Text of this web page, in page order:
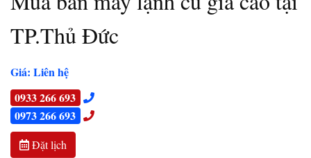
TP.Thủ Đức
Giá: Liên hệ
0933 266 693
0973 266 693
Đặt lịch